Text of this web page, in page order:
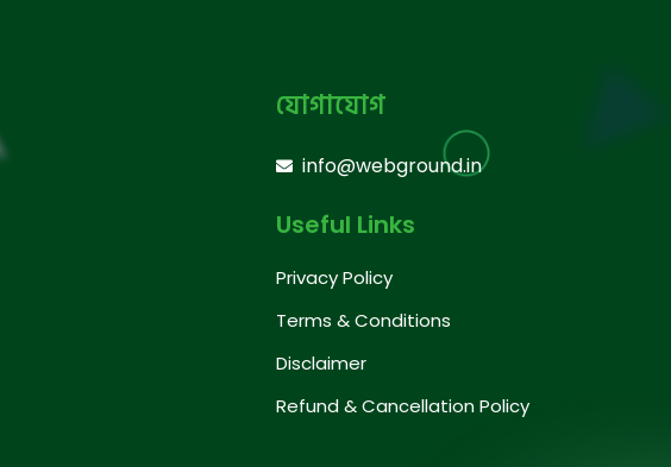
যোগাযোগ
info@webground.in
Useful Links
Privacy Policy
Terms & Conditions
Disclaimer
Refund & Cancellation Policy